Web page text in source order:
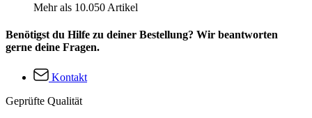
Mehr als 10.050 Artikel
Benötigst du Hilfe zu deiner Bestellung? Wir beantworten
gerne deine Fragen.
Kontakt
Geprüfte Qualität